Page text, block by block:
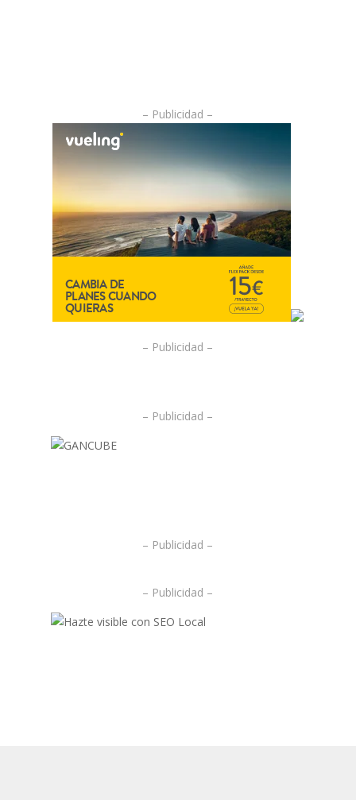
– Publicidad –
– Publicidad –
– Publicidad –
– Publicidad –
– Publicidad –